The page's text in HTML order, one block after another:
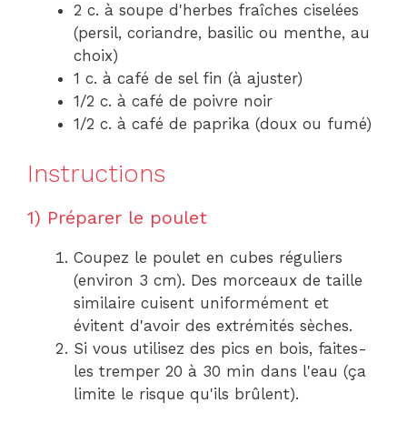
2 c. à soupe d'herbes fraîches ciselées
(persil, coriandre, basilic ou menthe, au
choix)
1 c. à café de sel fin (à ajuster)
1/2 c. à café de poivre noir
1/2 c. à café de paprika (doux ou fumé)
Instructions
1) Préparer le poulet
Coupez le poulet en cubes réguliers
(environ 3 cm). Des morceaux de taille
similaire cuisent uniformément et
évitent d'avoir des extrémités sèches.
Si vous utilisez des pics en bois, faites-
les tremper 20 à 30 min dans l'eau (ça
limite le risque qu'ils brûlent).